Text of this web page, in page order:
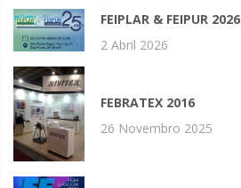
FEIPLAR & FEIPUR 2026
2 Abril 2026
FEBRATEX 2016
26 Novembro 2025